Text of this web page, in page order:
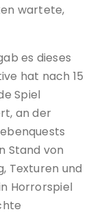
wartete,
es dieses
hat nach 15
Spiel
an der
Stand von
Texturen und
Horrorspiel